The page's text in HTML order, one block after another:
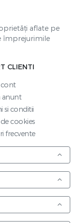
aflate pe
împrejurimile
CLIENTI
anunt
si conditii
cookies
frecvente